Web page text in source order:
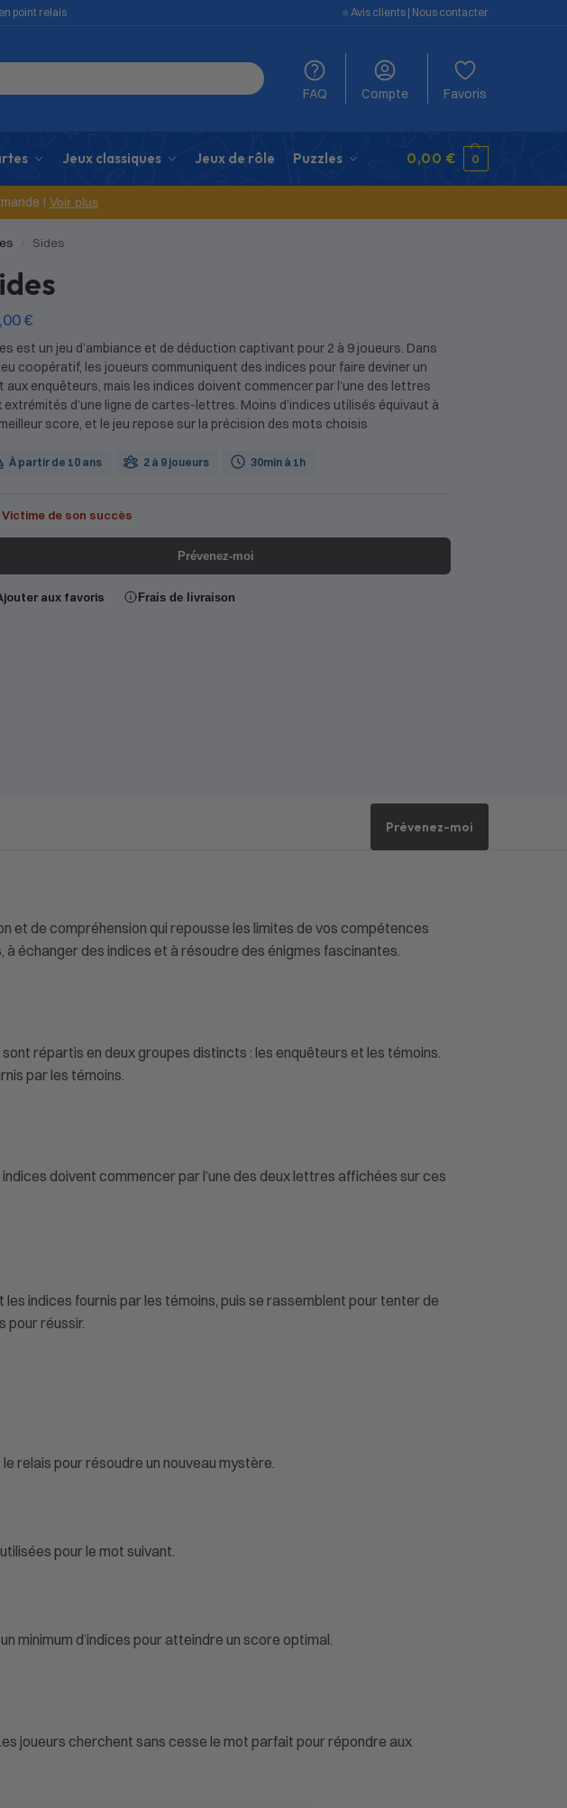
en point relais ⭐️ Avis clients | Nous contacter
FAQ Compte Favoris
Jeux classiques Jeux de rôle Puzzles 0,00 € 0
! Voir plus
Sides
€
est un jeu d’ambiance et de déduction captivant pour 2 à 9 joueurs. Dans
coopératif, les joueurs communiquent des indices pour faire deviner un
aux enquêteurs, mais les indices doivent commencer par l’une des lettres
extrémités d’une ligne de cartes-lettres. Moins d’indices utilisés équivaut à
score, et le jeu repose sur la précision des mots choisis
À partir de 10 ans 2 à 9 joueurs 30min à 1h
Victime de son succès
Prévenez-moi
aux favoris Frais de livraison
Prévenez-moi
et de compréhension qui repousse les limites de vos compétences
échanger des indices et à résoudre des énigmes fascinantes.
répartis en deux groupes distincts : les enquêteurs et les témoins.
par les témoins.
doivent commencer par l’une des deux lettres affichées sur ces
indices fournis par les témoins, puis se rassemblent pour tenter de
pour réussir.
relais pour résoudre un nouveau mystère.
pour le mot suivant.
minimum d’indices pour atteindre un score optimal.
joueurs cherchent sans cesse le mot parfait pour répondre aux